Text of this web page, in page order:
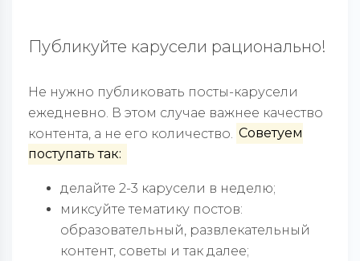
Публикуйте карусели рационально!
Не нужно публиковать посты-карусели
ежедневно. В этом случае важнее качество
контента, а не его количество. Советуем
поступать так:
делайте 2-3 карусели в неделю;
миксуйте тематику постов:
образовательный, развлекательный
контент, советы и так далее;